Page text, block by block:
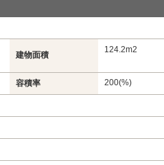
建物面積
124.2m2
容積率 200(%)